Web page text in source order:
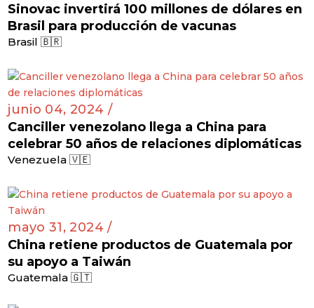
Sinovac invertirá 100 millones de dólares en
Brasil para producción de vacunas
Brasil 🇧🇷
junio 04, 2024 /
Canciller venezolano llega a China para
celebrar 50 años de relaciones diplomáticas
Venezuela 🇻🇪
mayo 31, 2024 /
China retiene productos de Guatemala por
su apoyo a Taiwán
Guatemala 🇬🇹